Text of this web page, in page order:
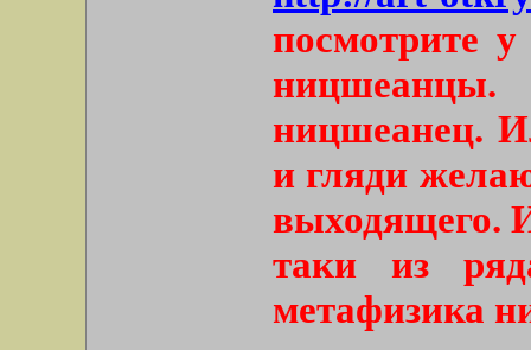
посмотрите
ницшеанец.
и гляди
выходящего.
таки из
метафизика